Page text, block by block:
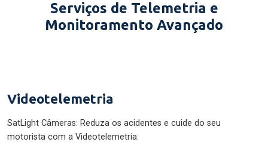
Serviços de Telemetria e
Monitoramento Avançado
Videotelemetria
SatLight Câmeras: Reduza os acidentes e cuide do seu
motorista com a Videotelemetria.